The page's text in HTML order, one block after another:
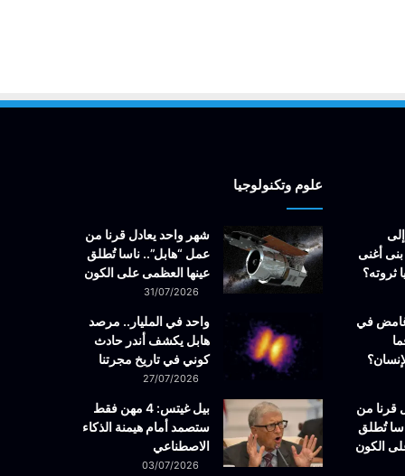
أغنى
ثروته؟
في
قرنا من
تُطلق
الكون
علوم وتكنولوجيا
شهر واحد يعادل قرنا من
عمل “هابل”.. ناسا تُطلق
عينها العظمى على الكون
31/07/2026
واحد في المليار.. مرصد
هابل يكشف أندر حادث
كوني في تاريخ مجرتنا
27/07/2026
بيل غيتس: 4 مهن فقط
ستصمد أمام هيمنة الذكاء
الاصطناعي
03/07/2026